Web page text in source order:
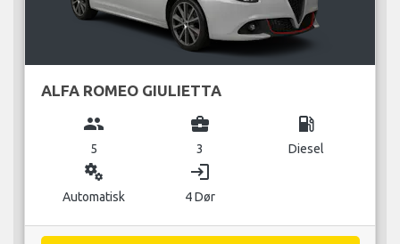
ALFA ROMEO GIULIETTA
group
5
business_center
3
local_gas_station
Diesel
miscellaneous_services
Automatisk
login
4 Dør